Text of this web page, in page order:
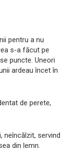
pentru a nu
s-a făcut pe
puncte. Uneori
ardeau încet în
de perete,
neîncălzit, servind
din lemn.